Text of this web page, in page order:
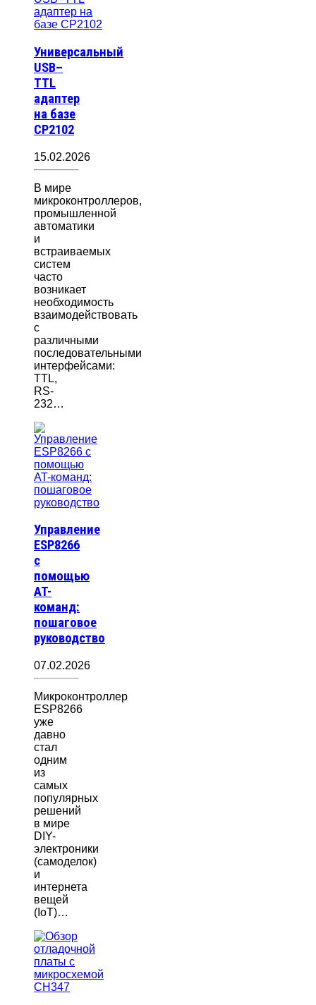
Универсальный
USB–
TTL
адаптер
на базе
CP2102
15.02.2026
В мире
микроконтроллеров,
промышленной
автоматики
и
встраиваемых
систем
часто
возникает
необходимость
взаимодействовать
с
различными
последовательными
интерфейсами:
TTL,
RS-
232…
Управление
ESP8266
с
помощью
AT-
команд:
пошаговое
руководство
07.02.2026
Микроконтроллер
ESP8266
уже
давно
стал
одним
из
самых
популярных
решений
в мире
DIY-
электроники
(самоделок)
и
интернета
вещей
(IoT)…